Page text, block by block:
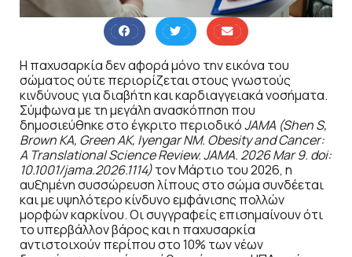
Η παχυσαρκία δεν αφορά μόνο την εικόνα του
σώματος ούτε περιορίζεται στους γνωστούς
κινδύνους για διαβήτη και καρδιαγγειακά νοσήματα.
Σύμφωνα με τη μεγάλη ανασκόπηση που
δημοσιεύθηκε στο έγκριτο περιοδικόJAMA (ShenS,
BrownKA, GreenAK, IyengarNM. Obesity and Cancer:
A Translational Science Review. JAMA. 2026 Mar9. doi:
10.1001/jama.2026.1114)τον Μάρτιο του 2026, η
αυξημένη συσσώρευση λίπους στο σώμα συνδέεται
και με υψηλότερο κίνδυνο εμφάνισης πολλών
μορφών καρκίνου. Οι συγγραφείς επισημαίνουν ότι
το υπερβάλλον βάρος και η παχυσαρκία
αντιστοιχούν περίπου στο 10% των νέων